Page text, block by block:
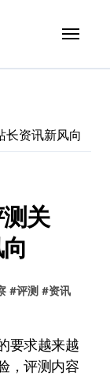
长资讯新风向
关
#评测 #资讯
，评测内容